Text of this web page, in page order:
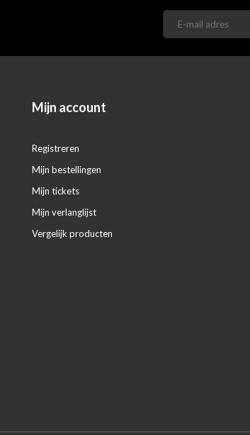
Mijn account
Registreren
Mijn bestellingen
Mijn tickets
Mijn verlanglijst
Vergelijk producten